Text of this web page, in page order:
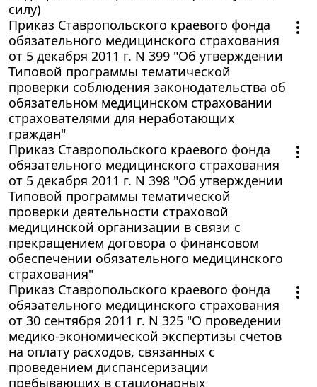
силу)
Приказ Ставропольского краевого фонда
обязательного медицинского страхования
от 5 декабря 2011 г. N 399 "Об утверждении
Типовой программы тематической
проверки соблюдения законодательства об
обязательном медицинском страховании
страхователями для неработающих
граждан"
Приказ Ставропольского краевого фонда
обязательного медицинского страхования
от 5 декабря 2011 г. N 398 "Об утверждении
Типовой программы тематической
проверки деятельности страховой
медицинской организации в связи с
прекращением договора о финансовом
обеспечении обязательного медицинского
страхования"
Приказ Ставропольского краевого фонда
обязательного медицинского страхования
от 30 сентября 2011 г. N 325 "О проведении
медико-экономической экспертизы счетов
на оплату расходов, связанных с
проведением диспансеризации
пребывающих в стационарных